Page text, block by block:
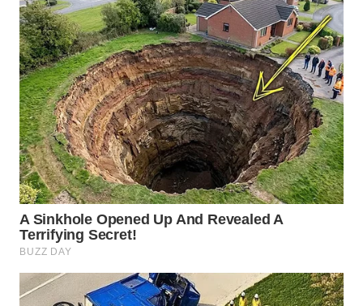
DEPOK
WN
TAPANULI
UTARA
WN
SAMOSIR
WN
PADANG
LAWAS
SUMEDANG